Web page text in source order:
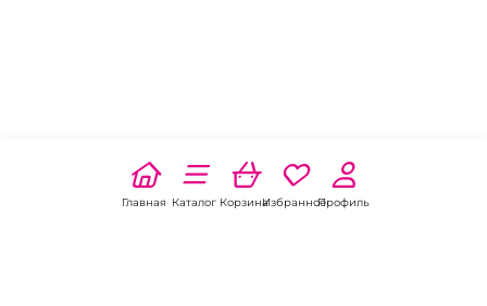
Главная Каталог КорзинаИзбранноеПрофиль